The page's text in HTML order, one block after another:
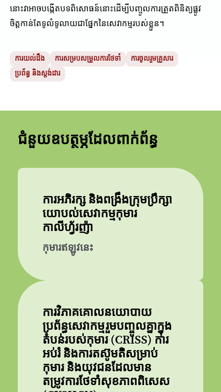
នោះវាអាចបង្កើតបទពិសោធន៍នោះដើម្បីបញ្ចូលការត្រួតពិនិត្យផ្លូវ
ចិត្តកាន់តែទូលំទូលាយជាផ្នែកនៃសេវាកម្មរបស់ខ្លួន។
ការយល់ដឹង ការសម្របសម្រួលការថែទាំ
ការចូលរួមគ្រួសារ
ប្រព័ន្ធ និងស្តង់ដារ
ជំនួយឧបត្ថម្ភដែលពាក់ព័ន្ធ
ការអភិរក្ស និងពង្រឹងក្រុមប្រឹក្សា
យោបល់សេវាកម្មកុមារ
កាលីហ្វ័រញ៉ា
កុមារឥឡូវនេះ
ការវិភាគគោលនយោបាយ
ប្រព័ន្ធសេវាកម្មរួមបញ្ចូលគ្នាក្នុង
តំបន់របស់កុមារ (CRISS) ការ
អប់រំ និងការតស៊ូមតិសម្រាប់
កុមារ និងយុវជនដែលមាន
តម្រូវការថែទាំសុខភាពពិសេស